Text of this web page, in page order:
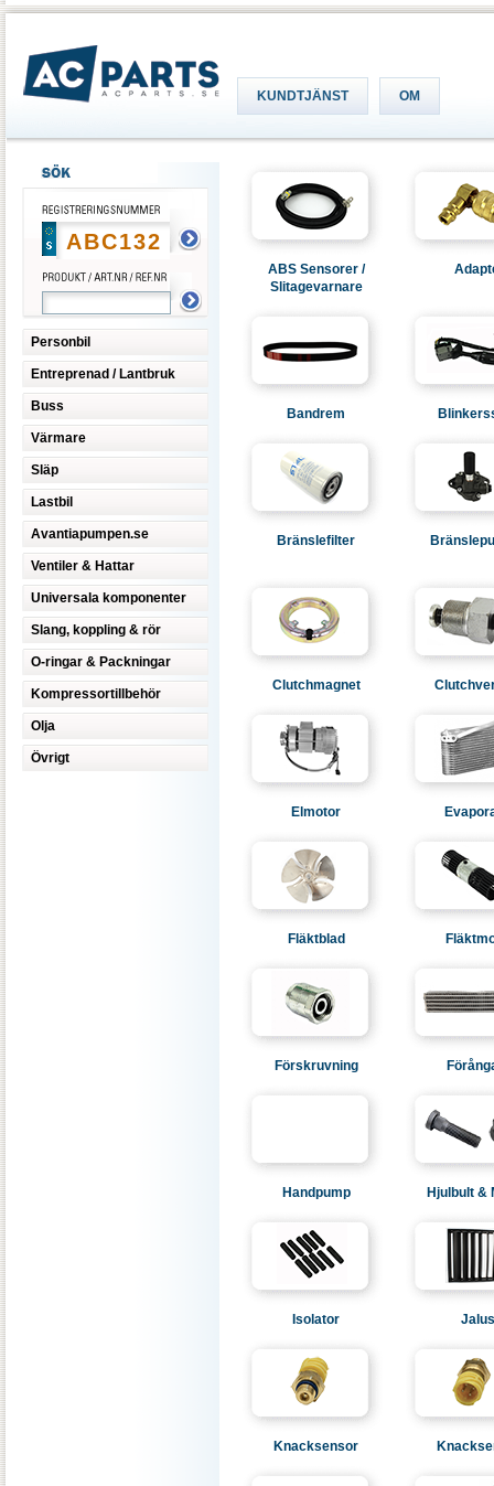
KUNDTJÄNST OM
Personbil
Entreprenad / Lantbruk
Buss
Värmare
Släp
Lastbil
Avantiapumpen.se
Ventiler & Hattar
Universala komponenter
Slang, koppling & rör
O-ringar & Packningar
Kompressortillbehör
Olja
Övrigt
ABS Sensorer /
Slitagevarnare
Bandrem
Bränslefilter
Clutchmagnet
Elmotor
Fläktblad
Förskruvning
Handpump Hjulbult &
Isolator
Knacksensor